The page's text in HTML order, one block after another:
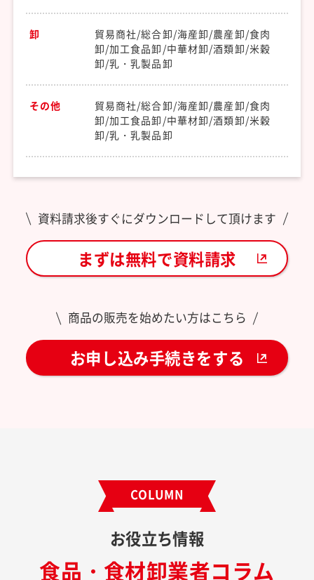
卸
貿易商社/総合卸/海産卸/農産卸/食肉
卸/加工食品卸/中華材卸/酒類卸/米穀
卸/乳・乳製品卸
その他
貿易商社/総合卸/海産卸/農産卸/食肉
卸/加工食品卸/中華材卸/酒類卸/米穀
卸/乳・乳製品卸
資料請求後すぐにダウンロードして頂けます
まずは無料で資料請求
商品の販売を始めたい方はこちら
お申し込み手続きをする
COLUMN
お役立ち情報
食品・食材卸業者コラム